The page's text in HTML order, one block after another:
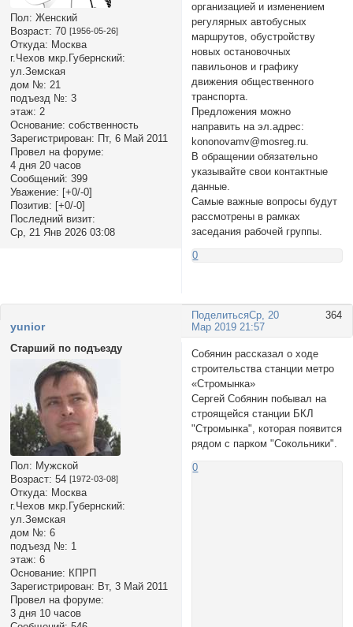
Пол: Женский
Возраст: 70 [1956-05-26]
Откуда: Москва
г.Чехов мкр.Губернский:
ул.Земская
дом №: 21
подъезд №: 3
этаж: 2
Основание: собственность
Зарегистрирован: Пт, 6 Май 2011
Провел на форуме:
4 дня 20 часов
Сообщений: 399
Уважение: [+0/-0]
Позитив: [+0/-0]
Последний визит:
Ср, 21 Янв 2026 03:08
организацией и изменением
регулярных автобусных
маршрутов, обустройству
новых остановочных
павильонов и графику
движения общественного
транспорта.
Предложения можно
направить на эл.адрес:
kononovamv@mosreg.ru.
В обращении обязательно
указывайте свои контактные
данные.
Самые важные вопросы будут
рассмотрены в рамках
заседания рабочей группы.
0
Поделиться 364
Ср, 20
Мар 2019 21:57
yunior
Старший по подъезду
Пол: Мужской
Возраст: 54 [1972-03-08]
Откуда: Москва
г.Чехов мкр.Губернский:
ул.Земская
дом №: 6
подъезд №: 1
этаж: 6
Основание: КПРП
Зарегистрирован: Вт, 3 Май 2011
Провел на форуме:
3 дня 10 часов
Собянин рассказал о ходе
строительства станции метро
«Стромынка»
Сергей Собянин побывал на
строящейся станции БКЛ
"Стромынка", которая появится
рядом с парком "Сокольники".
0